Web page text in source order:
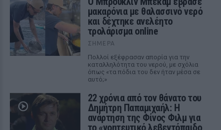
μακαρόνια με θαλασσινό νερό
και δέχτηκε ανελέητο
τρολάρισμα online
ΣΉΜΕΡΑ
Πολλοί εξέφρασαν απορία για την
καταλληλότητα του νερού, με σχόλια
όπως «τα πόδια του δεν ήταν μέσα σε
αυτό;»
22 χρόνια από τον θάνατο του
Δημήτρη Παπαμιχαήλ: Η
ανάρτηση της Φίνος Φιλμ για
το «γοητευτικό λεβεντόπαιδο